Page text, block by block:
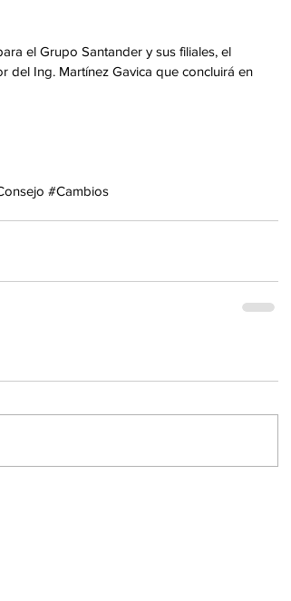
el Grupo Santander y sus filiales, el
del Ing. Martínez Gavica que concluirá en
#Cambios